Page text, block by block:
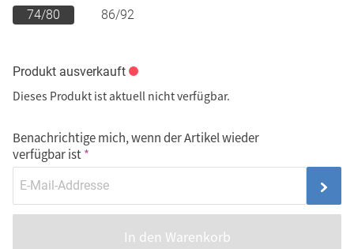
74/80 86/92
Produkt ausverkauft
Dieses Produkt ist aktuell nicht verfügbar.
Benachrichtige mich, wenn der Artikel wieder
verfügbar ist
In den Warenkorb